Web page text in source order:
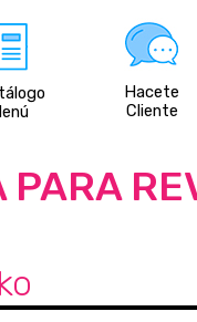
Hacete
Cliente
PARA